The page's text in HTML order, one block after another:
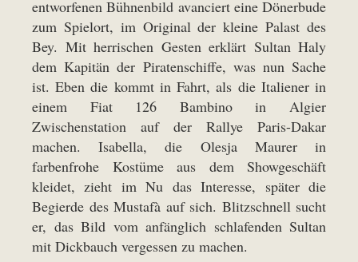
entworfenen Bühnenbild avanciert eine Dönerbude
zum Spielort, im Original der kleine Palast des
Bey. Mit herrischen Gesten erklärt Sultan Haly
dem Kapitän der Piratenschiffe, was nun Sache
ist. Eben die kommt in Fahrt, als die Italiener in
einem Fiat 126 Bambino in Algier
Zwischenstation auf der Rallye Paris-Dakar
machen. Isabella, die Olesja Maurer in
farbenfrohe Kostüme aus dem Showgeschäft
kleidet, zieht im Nu das Interesse, später die
Begierde des Mustafà auf sich. Blitzschnell sucht
er, das Bild vom anfänglich schlafenden Sultan
mit Dickbauch vergessen zu machen.